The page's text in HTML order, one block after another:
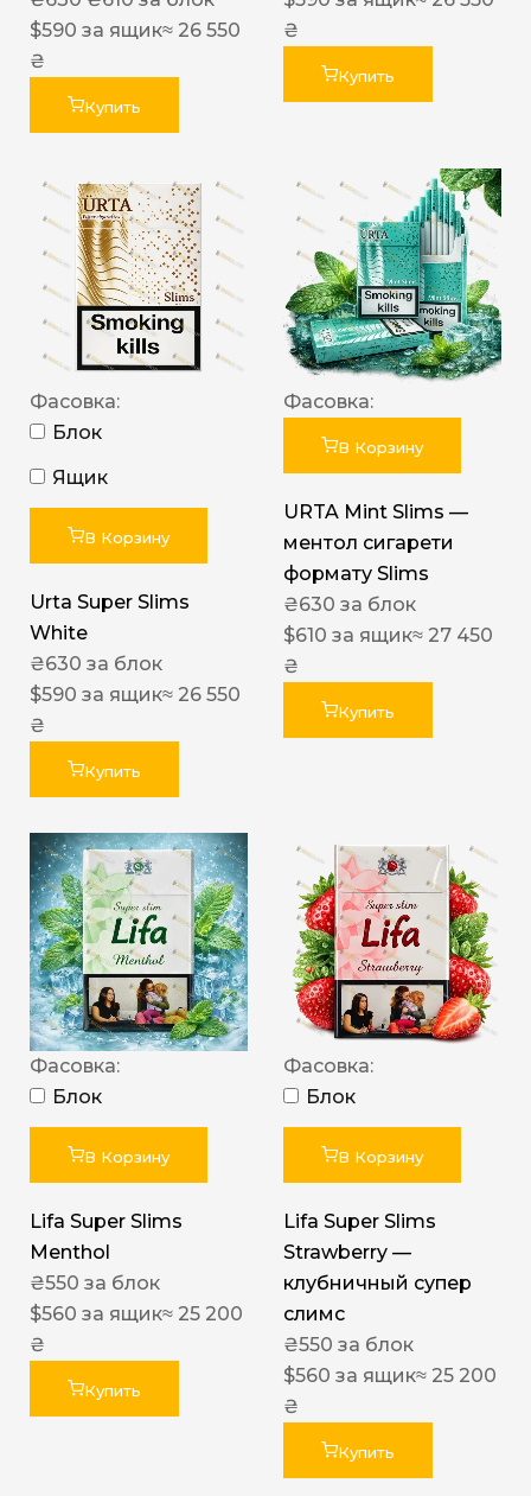
$590 за ящик≈ 26 550
₴
Купить
₴
Купить
Фасовка:
Блок
Ящик
В Корзину
Urta Super Slims
White
₴630 за блок
$590 за ящик≈ 26 550
₴
Купить
Фасовка:
В Корзину
URTA Mint Slims —
ментол сигарети
формату Slims
₴630 за блок
$610 за ящик≈ 27 450
₴
Купить
Фасовка:
Блок
В Корзину
Lifa Super Slims
Menthol
₴550 за блок
$560 за ящик≈ 25 200
₴
Купить
Фасовка:
Блок
В Корзину
Lifa Super Slims
Strawberry —
клубничный супер
слимс
₴550 за блок
$560 за ящик≈ 25 200
₴
Купить